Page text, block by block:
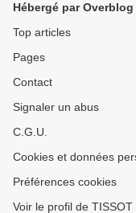
Hébergé par Overblog
Top articles
Pages
Contact
Signaler un abus
C.G.U.
Cookies et données
Préférences cookies
Voir le profil de